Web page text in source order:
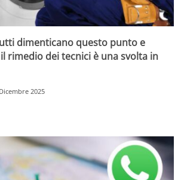
dimenticano questo punto e
rimedio dei tecnici è una svolta in
2025